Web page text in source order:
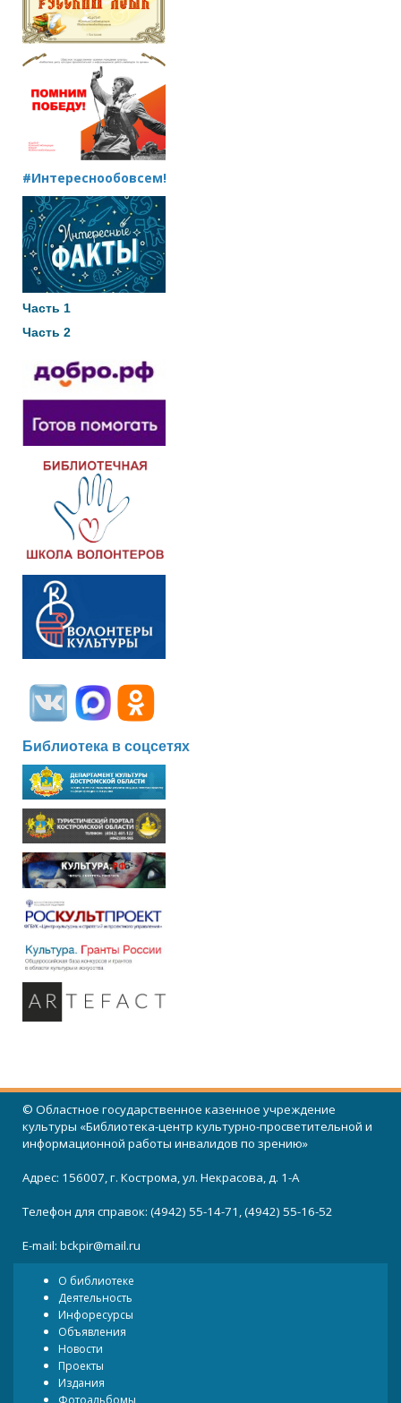
#Интереснообовсем!
Часть 1
Часть 2
Библиотека в соцсетях
© Областное государственное казенное учреждение
культуры «Библиотека-центр культурно-просветительной и
информационной работы инвалидов по зрению»
Адрес: 156007, г. Кострома, ул. Некрасова, д. 1-А
Телефон для справок: (4942) 55-14-71, (4942) 55-16-52
E-mail: bckpir@mail.ru
О библиотеке
Деятельность
Инфоресурсы
Объявления
Новости
Проекты
Издания